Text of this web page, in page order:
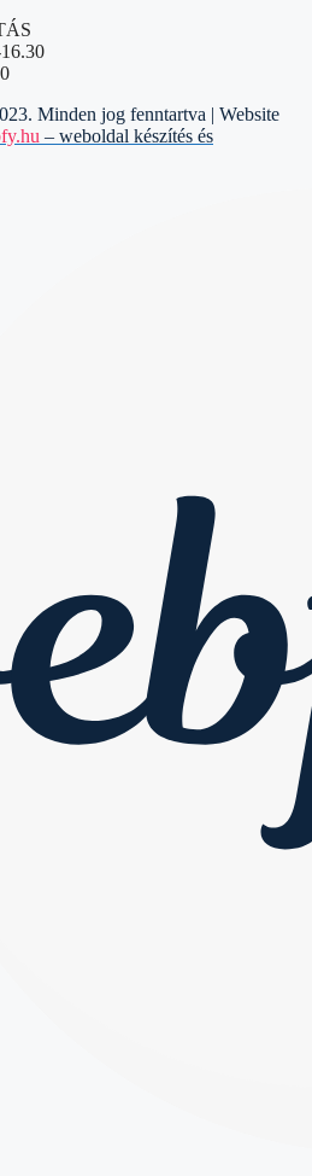
Minden jog fenntartva | Website
– weboldal készítés és